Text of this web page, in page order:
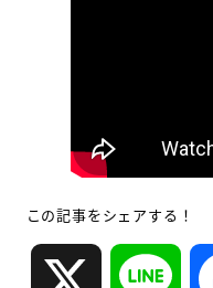
この記事をシェアする！